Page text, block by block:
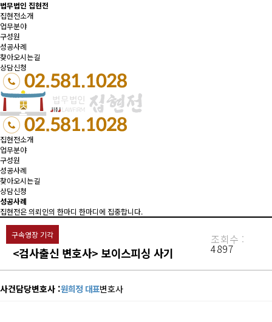
법무법인 집현전
집현전소개
업무분야
구성원
성공사례
찾아오시는길
상담신청
집현전소개
업무분야
구성원
성공사례
찾아오시는길
상담신청
성공사례
집현전은 의뢰인의 한마디 한마디에 집중합니다.
구속영장 기각
<검사출신 변호사> 보이스피싱 사기
조회수 :
4897
사건담당변호사 :원희정 대표변호사